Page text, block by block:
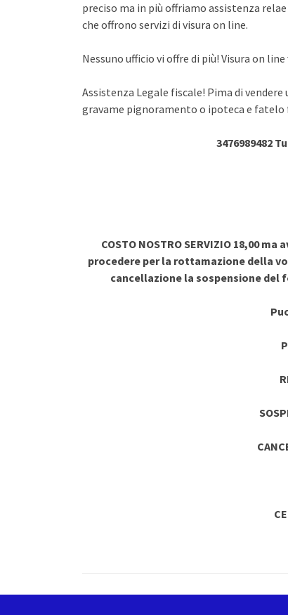
preciso ma in più offriamo assistenza
che offrono servizi di visura on line.
Nessuno ufficio vi offre di più! Visura on
Assistenza Legale fiscale! Pima di
gravame pignoramento o ipoteca e fatelo
3476989482
COSTO NOSTRO SERVIZIO 18,00
procedere per la rottamazione della
cancellazione la sospensione del